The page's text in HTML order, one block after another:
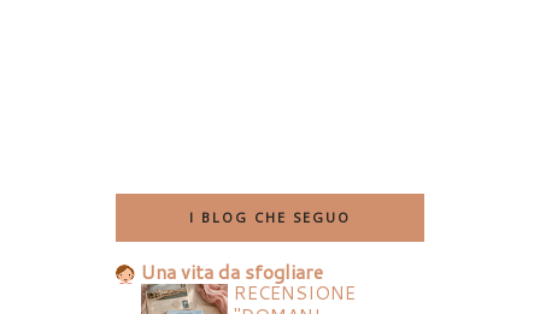
I BLOG CHE SEGUO
Una vita da sfogliare
RECENSIONE